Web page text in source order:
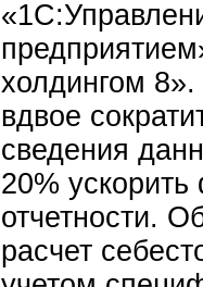
холдингом
вдвое
сведения
20%
отчетности.
расчет